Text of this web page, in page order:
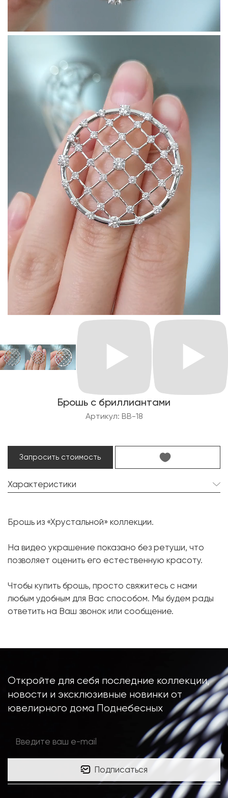
Брошь с бриллиантами
Артикул: BB-18
Запросить стоимость
Характеристики
Форма огранки:
Металл:
Белое золото, 750 проба
Вес грамм:
Брошь из «Хрустальной» коллекции.
На видео украшение показано без ретуши, что
позволяет оценить его естественную красоту.
Чтобы купить брошь, просто свяжитесь с нами
любым удобным для Вас способом. Мы будем рады
ответить на Ваш звонок или сообщение.
Откройте для себя последние коллекции,
новости и эксклюзивные новинки от
ювелирного дома Поднебесных
Подписаться